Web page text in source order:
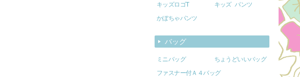
キッズロゴT
キッズ パンツ
かぼちゃパンツ
バッグ
ミニバッグ
ちょうどいいバッグ
ファスナー付Ａ４バッグ